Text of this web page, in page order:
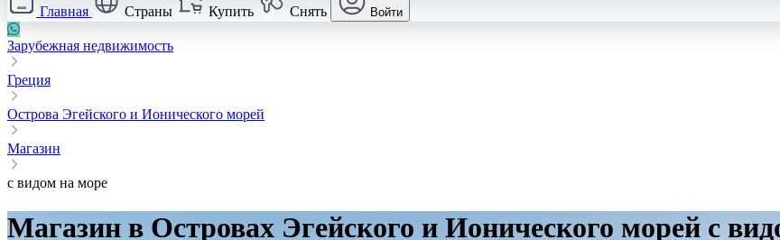
Главная Страны Купить Снять Войти
Зарубежная недвижимость
Греция
Острова Эгейского и Ионического морей
Магазин
с видом на море
Магазин в Островах Эгейского и Ионического морей с